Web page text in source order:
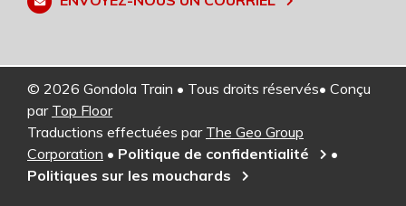
© 2026 Gondola Train • Tous droits réservés• Conçu
par Top Floor
Traductions effectuées par The Geo Group
Corporation • Politique de confidentialité
•
Politiques sur les mouchards